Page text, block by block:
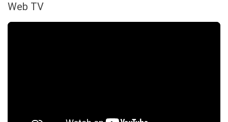
Web TV